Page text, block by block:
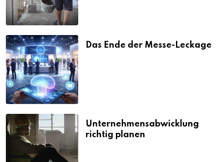
Das Ende der Messe-Leckage
Unternehmensabwicklung
richtig planen